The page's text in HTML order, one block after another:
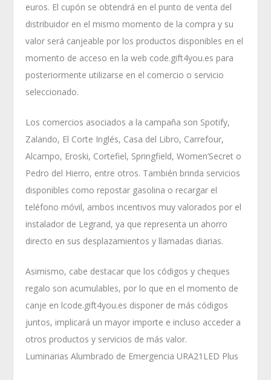
euros. El cupón se obtendrá en el punto de venta del
distribuidor en el mismo momento de la compra y su
valor será canjeable por los productos disponibles en el
momento de acceso en la web code.gift4you.es para
posteriormente utilizarse en el comercio o servicio
seleccionado.
Los comercios asociados a la campaña son Spotify,
Zalando, El Corte Inglés, Casa del Libro, Carrefour,
Alcampo, Eroski, Cortefiel, Springfield, Women’Secret o
Pedro del Hierro, entre otros. También brinda servicios
disponibles como repostar gasolina o recargar el
teléfono móvil, ambos incentivos muy valorados por el
instalador de Legrand, ya que representa un ahorro
directo en sus desplazamientos y llamadas diarias.
Asimismo, cabe destacar que los códigos y cheques
regalo son acumulables, por lo que en el momento de
canje en lcode.gift4you.es disponer de más códigos
juntos, implicará un mayor importe e incluso acceder a
otros productos y servicios de más valor.
Luminarias Alumbrado de Emergencia URA21LED Plus